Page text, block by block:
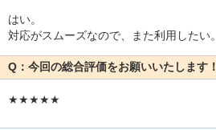
はい。
対応がスムーズなので、また利用したい。
Q：今回の総合評価をお願いいたします！
★★★★★